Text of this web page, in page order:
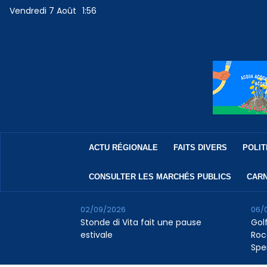
Vendredi 7 Août 1:56
ACTU RÉGIONALE FAITS DIVERS
CONSULTER LES MARCHÉS PUBLICS
Stonde di Vita fait une pause
estivale
02/09/2026 06/